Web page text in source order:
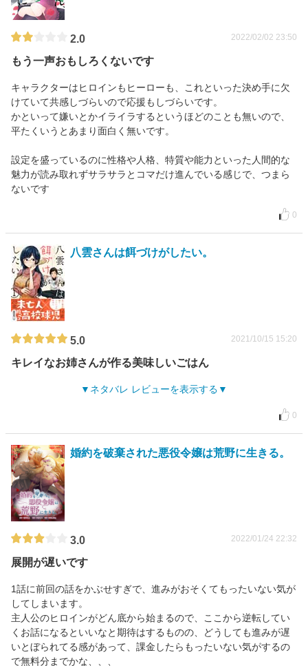
2.0 2022/02/02 23:50
もう一声おもしろくないです
キャラクターはヒロインもヒーローも、これといった決め手に欠
けていて共感しづらいので応援もしづらいです。
かといって嫌いとかイライラするというほどのことも無いので、
平たくいうとあまり面白く無いです。
設定を盛っているのに性格や人格、特質や能力といった人間的な
魅力が読み取れずサラサラとコマだけ進んでいる感じで、つまら
ないです
0
八雲さんは餌づけがしたい。
5.0 2021/10/15 15:20
キレイなお姉さんが作る美味しいごはん
ネタバレ レビューを表示する
0
婚約を破棄された悪役令嬢は荒野に生きる。
3.0 2022/01/24 22:32
展開が遅いです
1話に前回の話をかぶせすぎで、進みがおそくてもったいない気が
してしまいます。
主人公のヒロインがどん底から始まるので、ここから逆転してい
くお話になるといいなと期待はするものの、どうしても進みが遅
いとぼられてる感があって、課金したらもったいない気がするの
で無料分までかな、、、